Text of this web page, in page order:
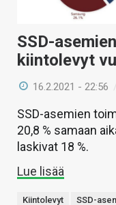
SSD-
kiintolevyt
16.2.2021 - 22:56
SSD-asemien
20,8 % samaan
laskivat 18 %.
Lue lisää
Kiintolevyt SSD-